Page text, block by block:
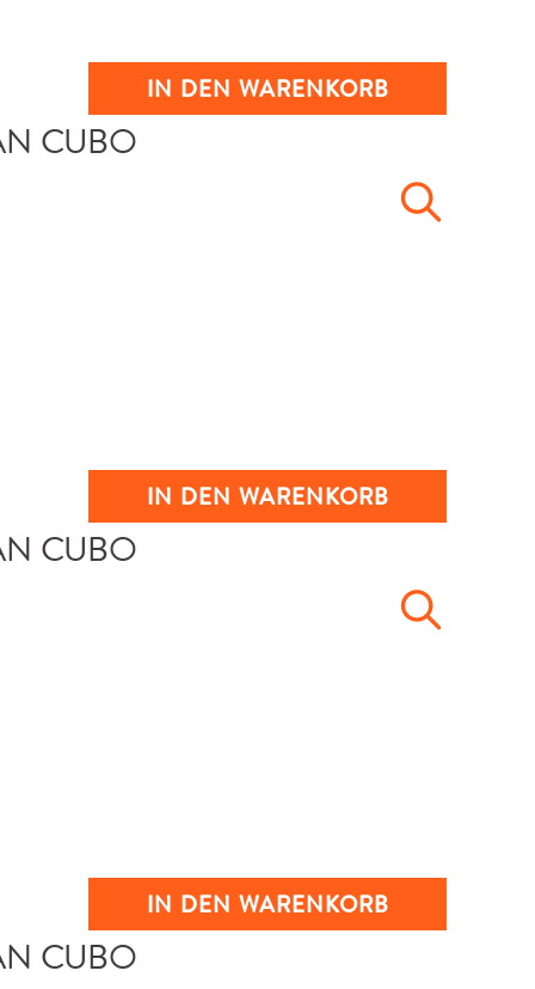
IN DEN WARENKORB
IN DEN WARENKORB
IN DEN WARENKORB